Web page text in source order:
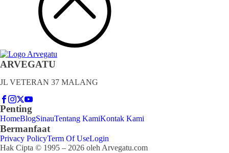
ARVEGATU
JL VETERAN 37 MALANG
Penting
HomeBlogSinauTentang KamiKontak Kami
Bermanfaat
Privacy PolicyTerm Of UseLogin
Hak Cipta © 1995 – 2026 oleh Arvegatu.com